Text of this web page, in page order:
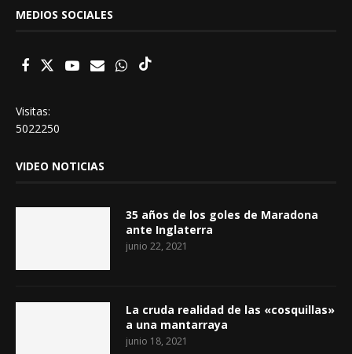
MEDIOS SOCIALES
Visitas:
5022250
VIDEO NOTICIAS
35 años de los goles de Maradona
ante Inglaterra
junio 22, 2021
La cruda realidad de las «cosquillas»
a una mantarraya
junio 18, 2021